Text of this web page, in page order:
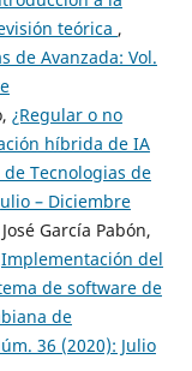
teórica ,
de Avanzada: Vol.
¿Regular o no
híbrida de IA
Tecnologias de
– Diciembre
García Pabón,
Implementación del
de software de
de
36 (2020): Julio